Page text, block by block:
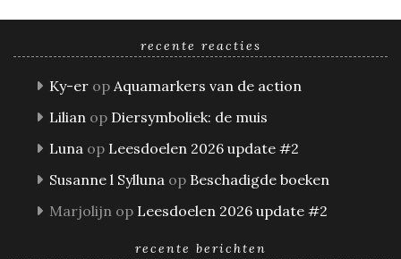
recente reacties
Ky-er op Aquamarkers van de action
Lilian op Diersymboliek: de muis
Luna op Leesdoelen 2026 update #2
Susanne l Sylluna op Beschadigde boeken
Marjolijn op Leesdoelen 2026 update #2
recente berichten